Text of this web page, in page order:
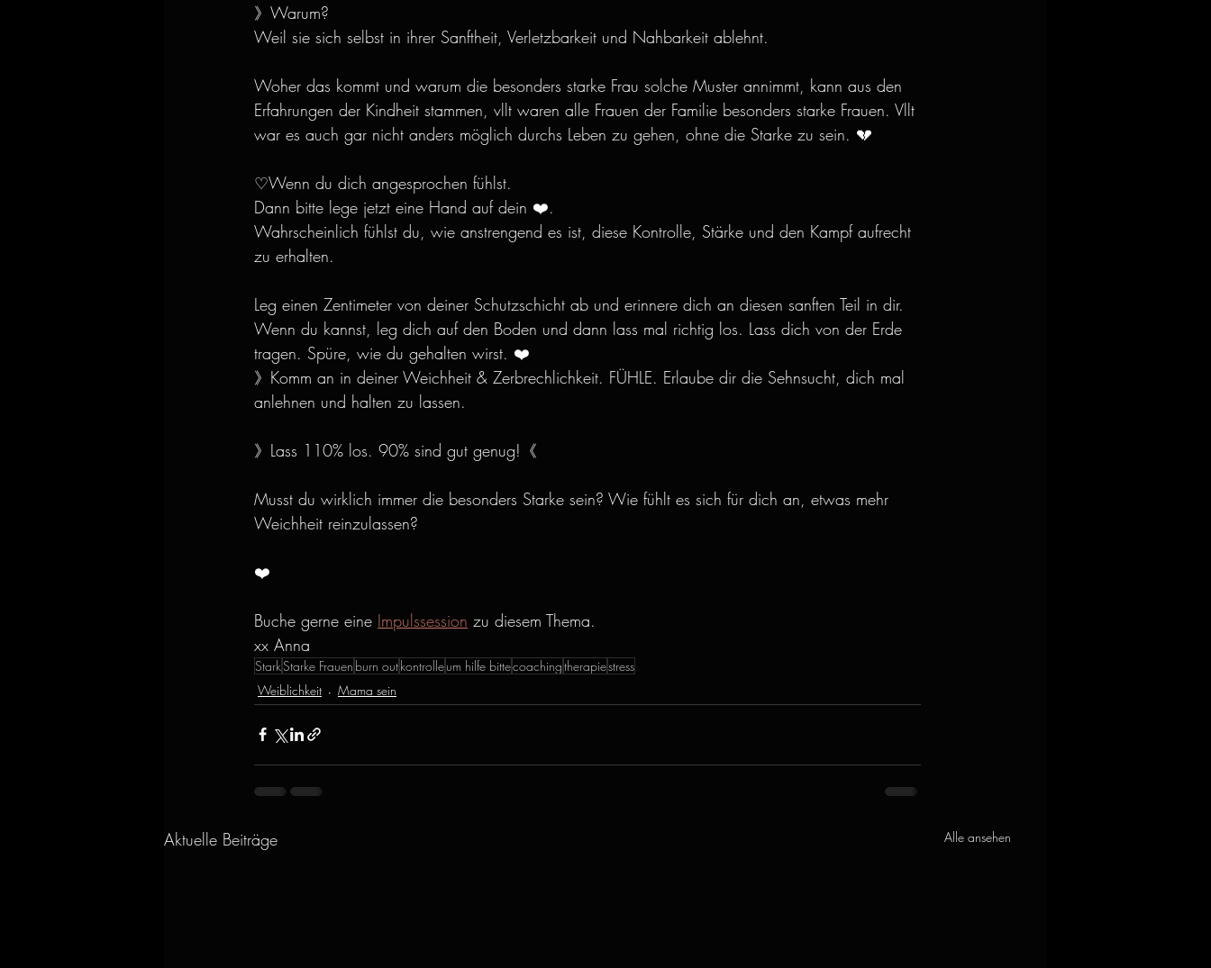
》Warum?
Weil sie sich selbst in ihrer Sanftheit, Verletzbarkeit und Nahbarkeit ablehnt.
Woher das kommt und warum die besonders starke Frau solche Muster annimmt, kann aus den
Erfahrungen der Kindheit stammen, vllt waren alle Frauen der Familie besonders starke Frauen. Vllt
war es auch gar nicht anders möglich durchs Leben zu gehen, ohne die Starke zu sein. 💔
♡Wenn du dich angesprochen fühlst.
Dann bitte lege jetzt eine Hand auf dein ❤️.
Wahrscheinlich fühlst du, wie anstrengend es ist, diese Kontrolle, Stärke und den Kampf aufrecht
zu erhalten.
Leg einen Zentimeter von deiner Schutzschicht ab und erinnere dich an diesen sanften Teil in dir.
Wenn du kannst, leg dich auf den Boden und dann lass mal richtig los. Lass dich von der Erde
tragen. Spüre, wie du gehalten wirst. ❤️
》Komm an in deiner Weichheit & Zerbrechlichkeit. FÜHLE. Erlaube dir die Sehnsucht, dich mal
anlehnen und halten zu lassen.
》Lass 110% los. 90% sind gut genug!《
Musst du wirklich immer die besonders Starke sein? Wie fühlt es sich für dich an, etwas mehr
Weichheit reinzulassen?
❤️
Buche gerne eine Impulssession zu diesem Thema.
xx Anna
StarkStarke Frauen burn outkontrolleum hilfe bittecoachingtherapiestress
Weiblichkeit
Mama sein
Aktuelle Beiträge Alle ansehen